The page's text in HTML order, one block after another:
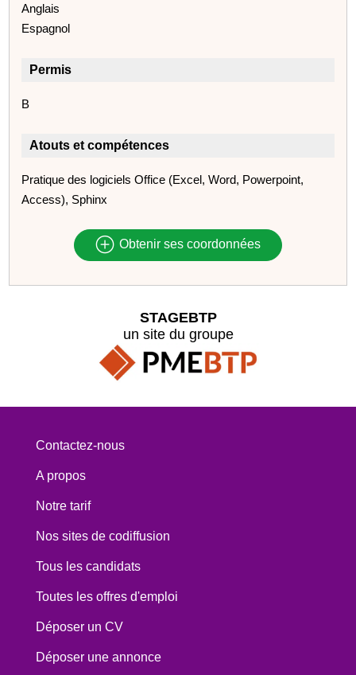
Anglais
Espagnol
Permis
B
Atouts et compétences
Pratique des logiciels Office (Excel, Word, Powerpoint,
Access), Sphinx
Obtenir ses coordonnées
STAGEBTP
un site du groupe
Contactez-nous
A propos
Notre tarif
Nos sites de codiffusion
Tous les candidats
Toutes les offres d'emploi
Déposer un CV
Déposer une annonce